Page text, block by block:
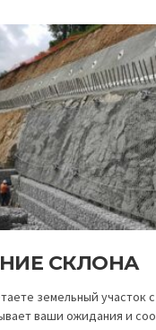
СКЛОНА
земельный участок
ваши ожидания и